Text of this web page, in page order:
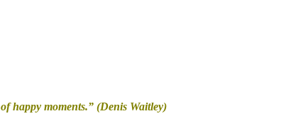
happy moments.” (Denis Waitley)